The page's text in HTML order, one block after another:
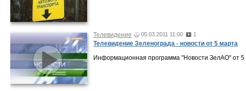
Телевидение 05.03.2011 11:00 1
Телевидение Зеленограда - новости от 5 марта
Информационная программа "Новости ЗелАО" от 5